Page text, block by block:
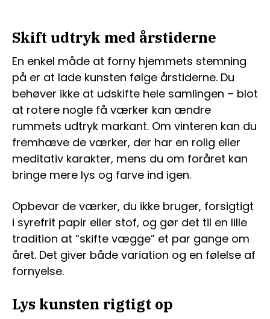
Skift udtryk med årstiderne
En enkel måde at forny hjemmets stemning
på er at lade kunsten følge årstiderne. Du
behøver ikke at udskifte hele samlingen – blot
at rotere nogle få værker kan ændre
rummets udtryk markant. Om vinteren kan du
fremhæve de værker, der har en rolig eller
meditativ karakter, mens du om foråret kan
bringe mere lys og farve ind igen.
Opbevar de værker, du ikke bruger, forsigtigt
i syrefrit papir eller stof, og gør det til en lille
tradition at “skifte vægge” et par gange om
året. Det giver både variation og en følelse af
fornyelse.
Lys kunsten rigtigt op